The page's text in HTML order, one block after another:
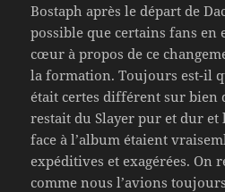
Bostaph après le départ de
possible que certains fans en
cœur à propos de ce
la formation. Toujours est-il
était certes différent sur bien
restait du Slayer pur et dur et
face à l’album étaient
expéditives et exagérées. On
comme nous l’avions